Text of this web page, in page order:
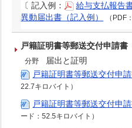
〔記入例：
給与支払報告
異動届出書（記入例）
（PDF
戸籍証明書等郵送交付申請書
分野
届出と証明
戸籍証明書等郵送交付申
22.7キロバイト）
戸籍証明書等郵送交付申
ード：52.5キロバイト）